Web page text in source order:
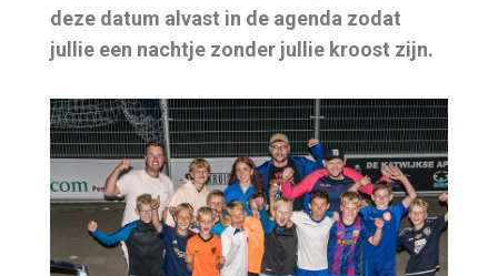
deze datum alvast in de agenda zodat
jullie een nachtje zonder jullie kroost zijn.